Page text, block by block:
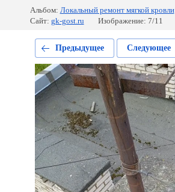
Альбом: Локальный ремонт мягкой кровли
Сайт: gk-gost.ru Изображение: 7/11
Предыдущее Следующее